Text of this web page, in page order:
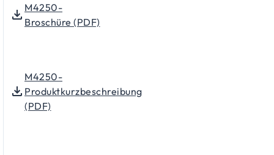
M4250-
Broschüre (PDF)
M4250-
Produktkurzbeschreibung
(PDF)